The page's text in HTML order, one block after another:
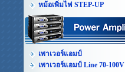
หม้อเพิ่มไฟ STEP-UP
เพาเวอร์แอมป์
เพาเวอร์แอมป์ Line 70-100V